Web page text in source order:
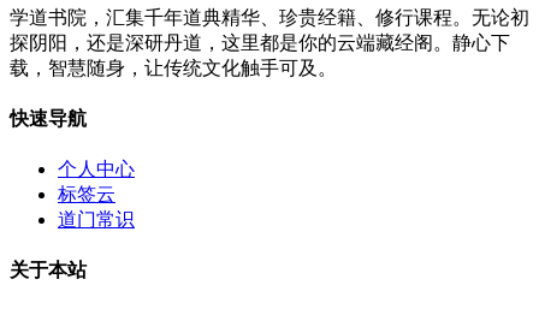
学道书院，汇集千年道典精华、珍贵经籍、修行课程。无论初
探阴阳，还是深研丹道，这里都是你的云端藏经阁。静心下
载，智慧随身，让传统文化触手可及。
快速导航
个人中心
标签云
道门常识
关于本站